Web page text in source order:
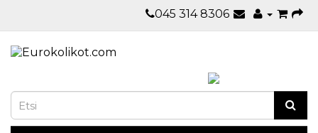
045 314 8306